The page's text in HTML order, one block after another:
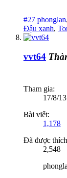
#27 phonglan,
Đậu xanh,
vvt64
Tham gia:
17/8/13
Bài viết:
1,178
Đã được
2,548